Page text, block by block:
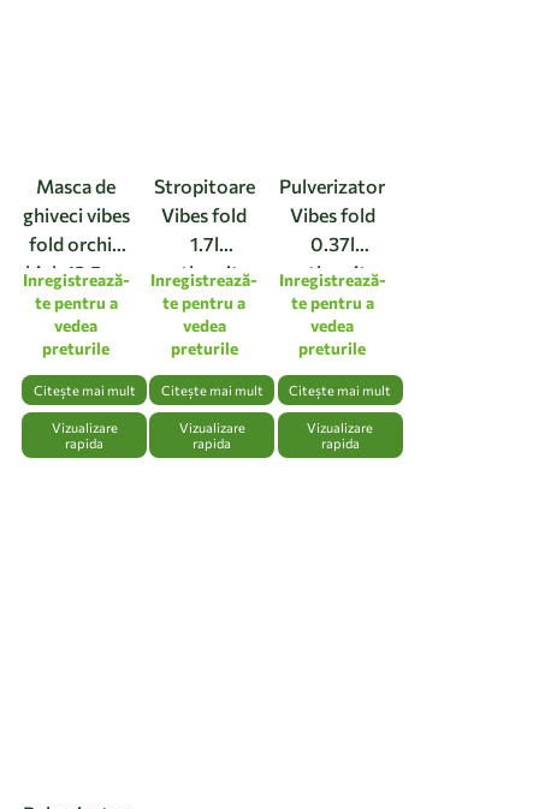
Masca de
ghiveci vibes
fold orchid
high 12,5cm
linen white
Inregistrează-
te pentru a
vedea
preturile
Citește mai mult
Vizualizare
rapida
Stropitoare
Vibes fold
1.7l
anthracite
Inregistrează-
te pentru a
vedea
preturile
Citește mai mult
Vizualizare
rapida
Pulverizator
Vibes fold
0.37l
anthracite
Inregistrează-
te pentru a
vedea
preturile
Citește mai mult
Vizualizare
rapida